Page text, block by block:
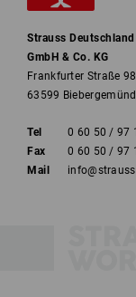
Strauss Deutschland
GmbH & Co. KG
Frankfurter Straße
63599 Biebergemünd
Tel
0 60 50 / 97
Fax
0 60 50 / 97
Mail